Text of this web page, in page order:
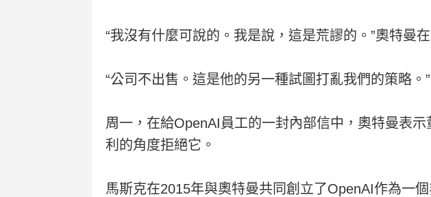
“我沒有什麼可說的。我是說，這是荒謬的。”奧特曼
“公司不出售。這是他的另一種試圖打亂我們的策略。
周一，在給OpenAI員工的一封內部信中，奧特曼表
利的角度拒絕它。
馬斯克在2015年與奧特曼共同創立了OpenAI作為一